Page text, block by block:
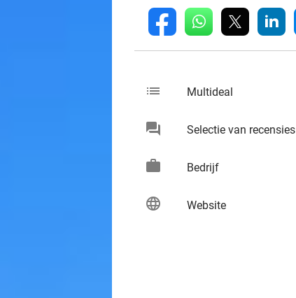
fb whatsapp linkedin
list Multideal
chat Selectie van recensies
work Bedrijf
language Website